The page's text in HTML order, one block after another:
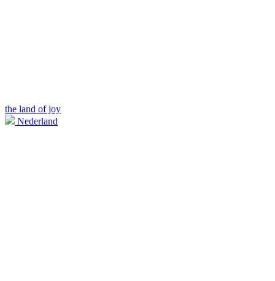
the land of joy
Nederland